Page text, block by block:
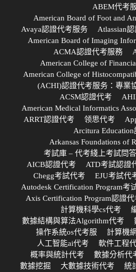
ABEM代考
American Board of Foot and
Avaya認證代考服务
Atlassian
American Board of Imaging
ACMA認證代考服務
American College of
American College of
(ACHI)認證代考服务：專業
ACSM認證代考
American Medical Informatics
ARRT認證代考
领思代考
Arcitura
Arkansas Foundations of
考試庫 – 代考綫上考試問
AICB認證代考
ATD考試認證
Chegg考試代考
EJU考試代
Autodesk Certification Program考
Axis Certification Program認證代
計算機科學cs代考
數據結構與算法Algorithm代考
操作系統os代考服
計算機
人工智能ai代考
軟件工程
概率與統計代考
數據分析代
數據挖掘
大數據技術代考 統